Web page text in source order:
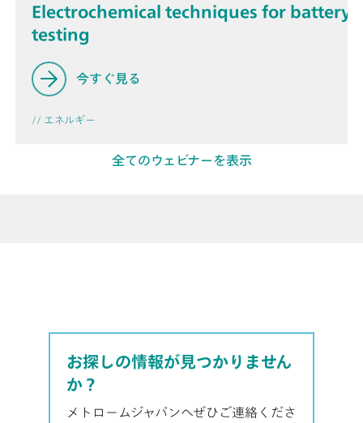
Electrochemical techniques for battery
testing
今すぐ見る
// エネルギー
全てのウェビナーを表示
お探しの情報が見つかりません
か？
メトロームジャパンへぜひご連絡くださ